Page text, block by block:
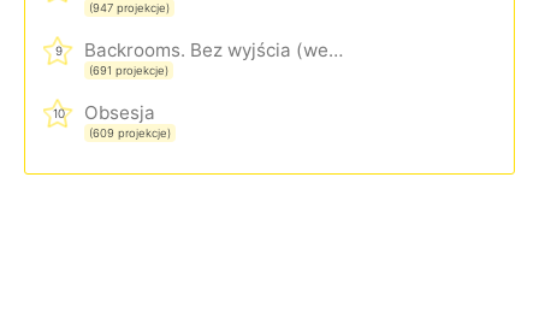
(947 projekcje)
9 Backrooms. Bez wyjścia (wersja rozszerzona)
(691 projekcje)
10 Obsesja
(609 projekcje)